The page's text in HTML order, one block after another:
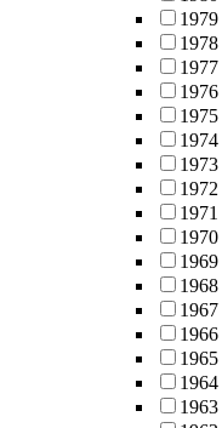
1979
1978
1977
1976
1975
1974
1973
1972
1971
1970
1969
1968
1967
1966
1965
1964
1963